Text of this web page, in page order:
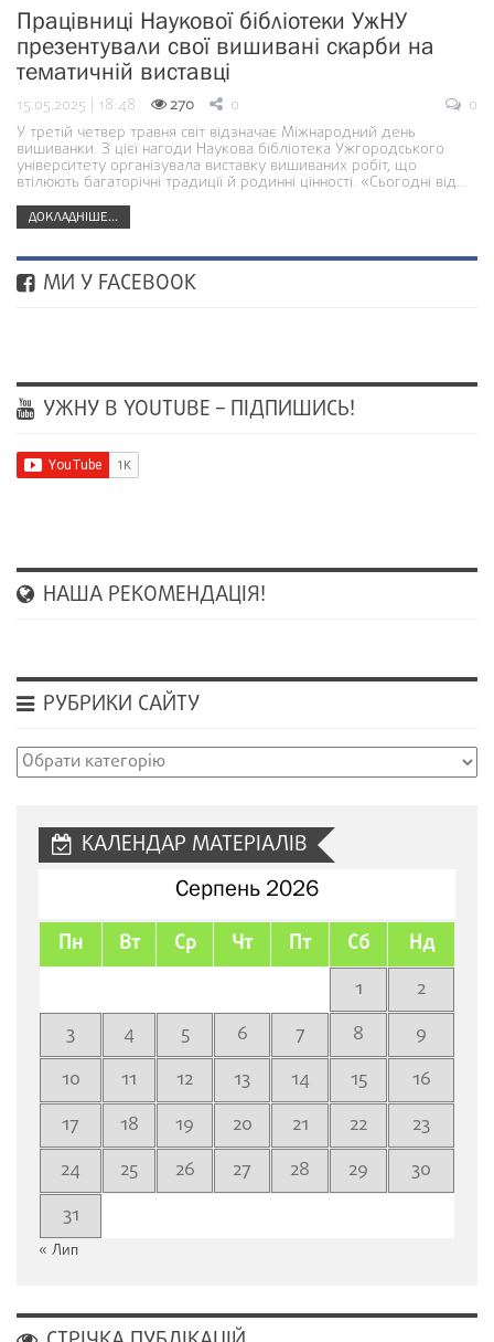
Працівниці Наукової бібліотеки УжНУ
презентували свої вишивані скарби на
тематичній виставці
15.05.2025 | 18:48 270 0
0
У третій четвер травня світ відзначає Міжнародний день
вишиванки. З цієї нагоди Наукова бібліотека Ужгородського
університету організувала виставку вишиваних робіт, що
втілюють багаторічні традиції й родинні цінності. «Сьогодні від…
ДОКЛАДНІШЕ...
МИ У FACEBOOK
УЖНУ В YOUTUBE – ПІДПИШИСЬ!
НАША РЕКОМЕНДАЦІЯ!
РУБРИКИ САЙТУ
Рубрики
КАЛЕНДАР МАТЕРІАЛІВ
Серпень 2026
Пн Вт Ср Чт Пт Сб Нд
1
2
3
4 5 6 7 8
9
10
11 12 13 14 15
16
17
18 19 20 21 22
23
24
25 26 27 28 29
30
31
« Лип